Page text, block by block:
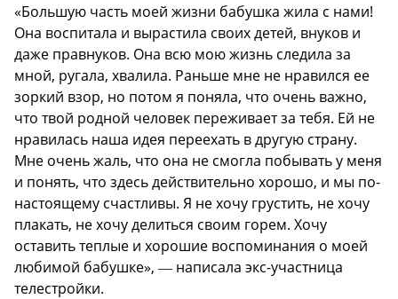
«Большую часть моей жизни бабушка жила с нами!
Она воспитала и вырастила своих детей, внуков и
даже правнуков. Она всю мою жизнь следила за
мной, ругала, хвалила. Раньше мне не нравился ее
зоркий взор, но потом я поняла, что очень важно,
что твой родной человек переживает за тебя. Ей не
нравилась наша идея переехать в другую страну.
Мне очень жаль, что она не смогла побывать у меня
и понять, что здесь действительно хорошо, и мы по-
настоящему счастливы. Я не хочу грустить, не хочу
плакать, не хочу делиться своим горем. Хочу
оставить теплые и хорошие воспоминания о моей
любимой бабушке», ― написала экс-участница
телестройки.